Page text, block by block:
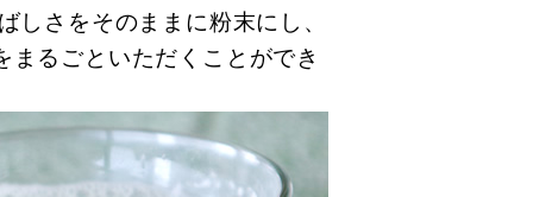
しさをそのままに粉末にし、
るごといただくことができ